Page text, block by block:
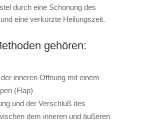
durch eine Schonung des
eine verkürzte Heilungszeit.
gehören:
inneren Öffnung mit einem
(Flap)
und der Verschluß des
dem inneren und äußeren